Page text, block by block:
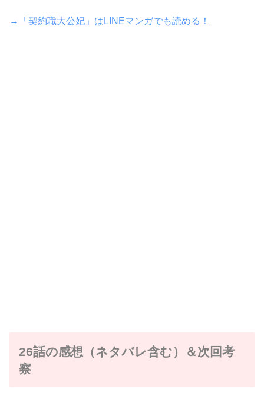
→「契約職大公妃」はLINEマンガでも読める！
26話の感想（ネタバレ含む）＆次回考
察